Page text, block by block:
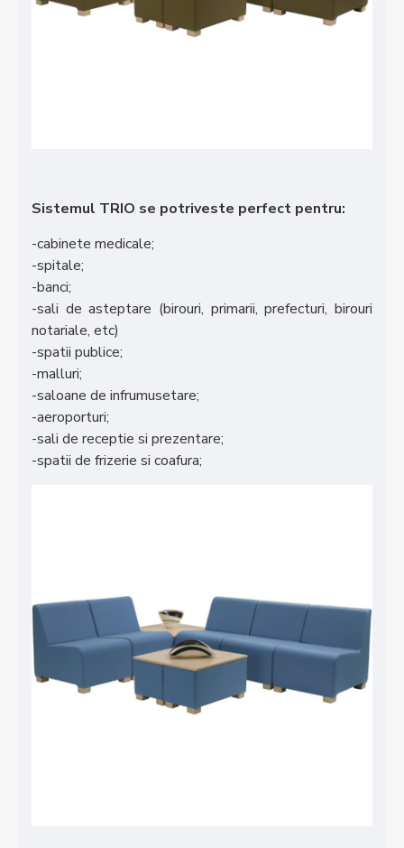
Sistemul TRIO se potriveste perfect pentru:
-cabinete medicale;
-spitale;
-banci;
-sali de asteptare (birouri, primarii, prefecturi, birouri
notariale, etc)
-spatii publice;
-malluri;
-saloane de infrumusetare;
-aeroporturi;
-sali de receptie si prezentare;
-spatii de frizerie si coafura;